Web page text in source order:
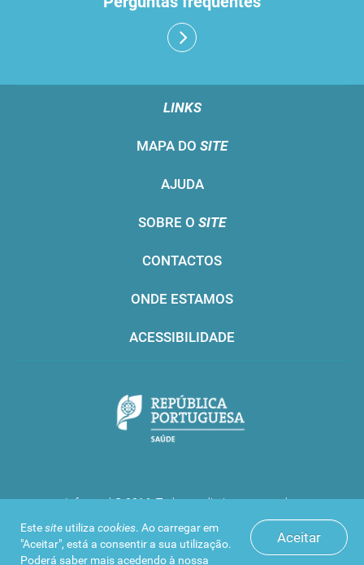
Aceitar
Estesite utiliza cookies. Ao carregar em
"Aceitar", está a consentir a sua utilização.
Poderá saber mais acedendo à nossa
LINKS
MAPA DO SITE
AJUDA
SOBRE O SITE
CONTACTOS
ONDE ESTAMOS
ACESSIBILIDADE
Infarmed © 2016. Todos os direitos reservados